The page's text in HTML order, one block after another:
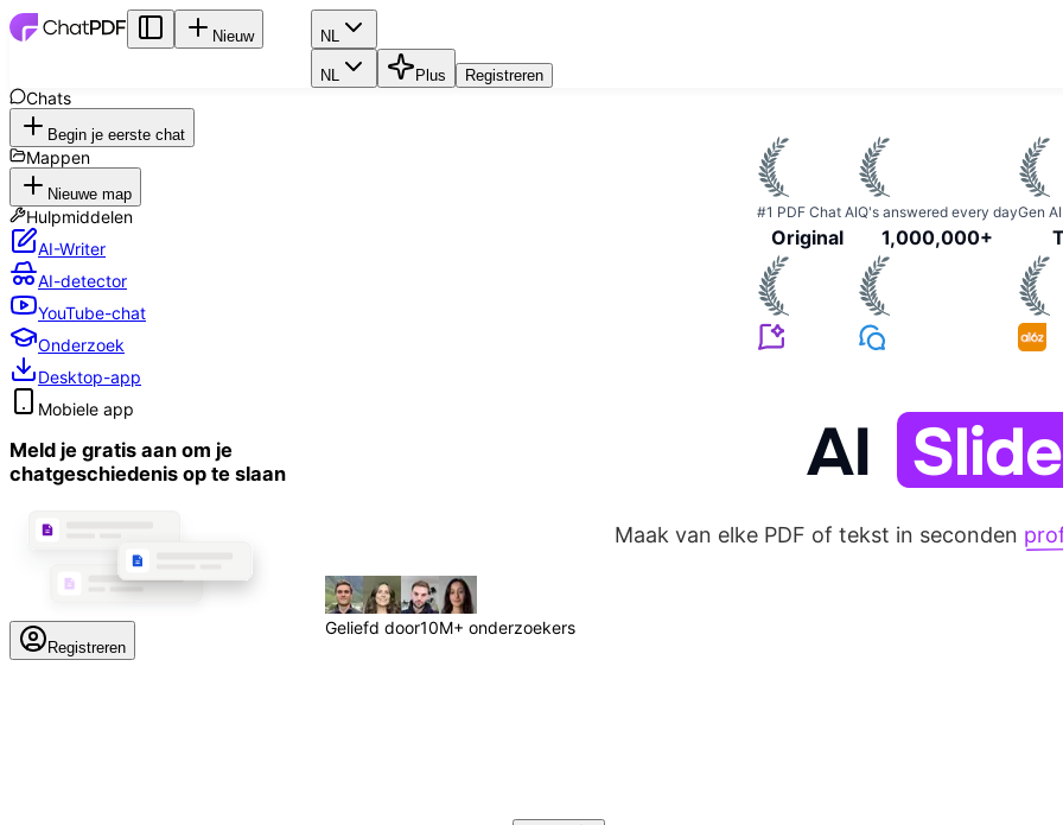
Nieuw NL
NL Plus Registreren
Chats
Begin je eerste chat
Mappen
Nieuwe map
Hulpmiddelen
AI-Writer
AI-detector
YouTube-chat
Onderzoek
Desktop-app
Mobiele app
Meld je gratis aan om je
chatgeschiedenis op te slaan
Registreren
#1 PDF Chat AI
Original
Q's answered every day
1,000,000+
Gen
AI
Maak van elke PDF of tekst in seconden
Geliefd door10M+ onderzoekers